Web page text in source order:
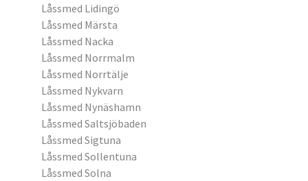
Låssmed Lidingö
Låssmed Märsta
Låssmed Nacka
Låssmed Norrmalm
Låssmed Norrtälje
Låssmed Nykvarn
Låssmed Nynäshamn
Låssmed Saltsjöbaden
Låssmed Sigtuna
Låssmed Sollentuna
Låssmed Solna